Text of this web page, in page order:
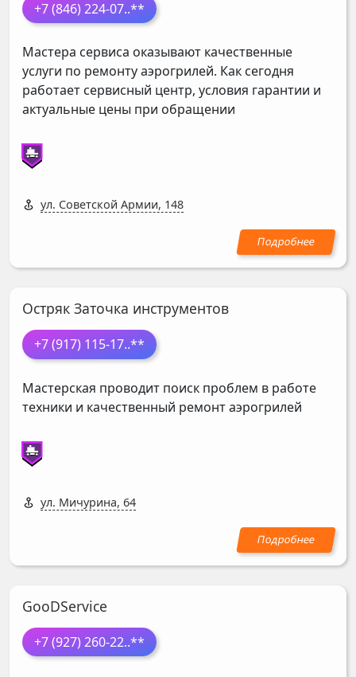
+7 (846) 224-07..**
Мастера сервиса оказывают качественные
услуги по ремонту аэрогрилей. Как сегодня
работает сервисный центр, условия гарантии и
актуальные цены при обращении
ул. Советской Армии, 148
Остряк Заточка инструментов
+7 (917) 115-17..**
Мастерская проводит поиск проблем в работе
техники и качественный ремонт аэрогрилей
ул. Мичурина, 64
GooDService
+7 (927) 260-22..**